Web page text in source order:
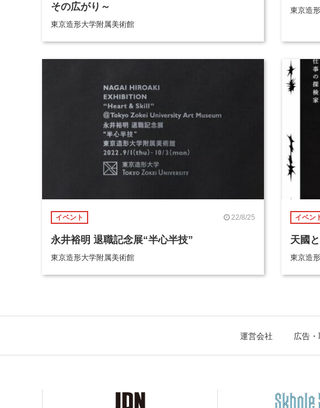
その広がり～
東京造形大学附属美術館
東京造
イベント 22/8/25
永井裕明 退職記念展“半心半技”
東京造形大学附属美術館
イベン
天國
東京造
運営会社 広告